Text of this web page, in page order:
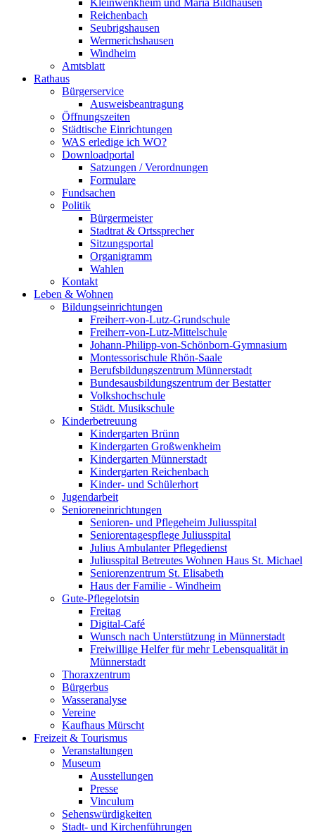
Kleinwenkheim und Maria Bildhausen
Reichenbach
Seubrigshausen
Wermerichshausen
Windheim
Amtsblatt
Rathaus
Bürgerservice
Ausweisbeantragung
Öffnungszeiten
Städtische Einrichtungen
WAS erledige ich WO?
Downloadportal
Satzungen / Verordnungen
Formulare
Fundsachen
Politik
Bürgermeister
Stadtrat & Ortssprecher
Sitzungsportal
Organigramm
Wahlen
Kontakt
Leben & Wohnen
Bildungseinrichtungen
Freiherr-von-Lutz-Grundschule
Freiherr-von-Lutz-Mittelschule
Johann-Philipp-von-Schönborn-Gymnasium
Montessorischule Rhön-Saale
Berufsbildungszentrum Münnerstadt
Bundesausbildungszentrum der Bestatter
Volkshochschule
Städt. Musikschule
Kinderbetreuung
Kindergarten Brünn
Kindergarten Großwenkheim
Kindergarten Münnerstadt
Kindergarten Reichenbach
Kinder- und Schülerhort
Jugendarbeit
Senioreneinrichtungen
Senioren- und Pflegeheim Juliusspital
Seniorentagespflege Juliusspital
Julius Ambulanter Pflegedienst
Juliusspital Betreutes Wohnen Haus St. Michael
Seniorenzentrum St. Elisabeth
Haus der Familie - Windheim
Gute-Pflegelotsin
Freitag
Digital-Café
Wunsch nach Unterstützung in Münnerstadt
Freiwillige Helfer für mehr Lebensqualität in
Münnerstadt
Thoraxzentrum
Bürgerbus
Wasseranalyse
Vereine
Kaufhaus Mürscht
Freizeit & Tourismus
Veranstaltungen
Museum
Ausstellungen
Presse
Vinculum
Sehenswürdigkeiten
Stadt- und Kirchenführungen